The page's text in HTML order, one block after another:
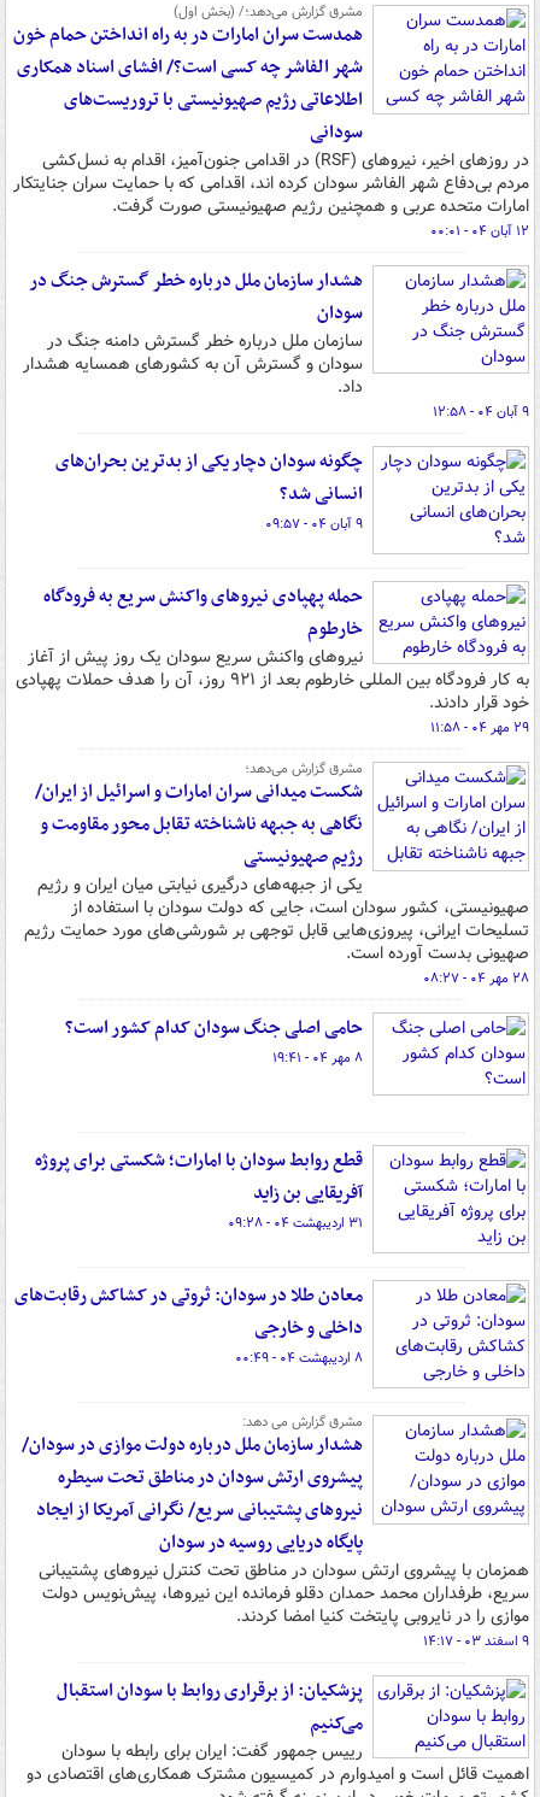
مشرق گزارش ‌می‌دهد؛/ (بخش اول)
همدست سران امارات در به راه انداختن حمام خون
شهر الفاشر چه کسی است؟/ افشای اسناد همکاری
اطلاعاتی رژیم صهیونیستی با تروریست‌های
سودانی
در روزهای اخیر، نیروهای (RSF) در اقدامی جنون‌آمیز، اقدام به نسل‌کشی
مردم بی‌دفاع شهر الفاشر سودان کرده اند، اقدامی که با حمایت‌ سران جنایتکار
امارات متحده عربی و همچنین رژیم صهیونیستی صورت گرفت.
۱۲ آبان ۰۴ - ۰۰:۰۱
هشدار سازمان ملل درباره خطر گسترش جنگ در
سودان
سازمان ملل درباره خطر گسترش دامنه جنگ در
سودان و گسترش آن به کشورهای همسایه هشدار
داد.
۹ آبان ۰۴ - ۱۲:۵۸
چگونه سودان دچار یکی از بدترین بحران‌های
انسانی شد؟
۹ آبان ۰۴ - ۰۹:۵۷
حمله پهپادی نیروهای واکنش سریع به فرودگاه
خارطوم
نیروهای واکنش سریع سودان یک روز پیش از آغاز
به کار فرودگاه بین المللی خارطوم بعد از ۹۲۱ روز، آن را هدف حملات پهپادی
خود قرار دادند.
۲۹ مهر ۰۴ - ۱۱:۵۸
مشرق گزارش می‌دهد؛
شکست میدانی سران امارات و اسرائیل از ایران/
نگاهی به جبهه ناشناخته‌ تقابل محور مقاومت و
رژیم صهیونیستی
یکی از جبهه‌های درگیری نیابتی میان ایران و رژیم
صهیونیستی، کشور سودان است، جایی که دولت سودان با استفاده از
تسلیحات ایرانی، پیروزی‌هایی قابل توجهی بر شورشی‌های مورد حمایت رژیم
صهیونی بدست آورده است.
۲۸ مهر ۰۴ - ۰۸:۲۷
حامی اصلی جنگ سودان کدام کشور است؟
۸ مهر ۰۴ - ۱۹:۴۱
قطع روابط سودان با امارات؛ شکستی برای پروژه
آفریقایی بن زاید
۳۱ اردیبهشت ۰۴ - ۰۹:۲۸
معادن طلا در سودان: ثروتی در کشاکش رقابت‌های
داخلی و خارجی
۸ اردیبهشت ۰۴ - ۰۰:۴۹
مشرق گزارش می دهد:
هشدار سازمان ملل درباره دولت موازی در سودان/
پیشروی ارتش سودان در مناطق تحت سیطره
نیروهای پشتیبانی سریع/ نگرانی آمریکا از ایجاد
پایگاه دریایی روسیه در سودان
همزمان با پیشروی ارتش سودان در مناطق تحت کنترل نیروهای پشتیبانی
سریع، طرفداران محمد حمدان دقلو فرمانده این نیروها، پیش‌نویس دولت
موازی را در نایروبی پایتخت کنیا امضا کردند.
۹ اسفند ۰۳ - ۱۴:۱۷
پزشکیان: از برقراری روابط با سودان استقبال
می‌کنیم
رییس جمهور گفت: ایران برای رابطه با سودان
اهمیت قائل است و امیدوارم در کمیسیون مشترک همکاری‌های اقتصادی دو